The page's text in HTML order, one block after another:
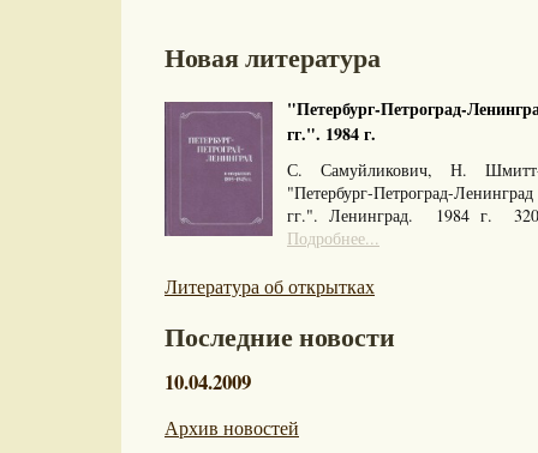
Новая литература
"Петербург-Петроград-
гг.". 1984 г.
С. Самуйликович, Н.
"Петербург-Петроград-
гг.". Ленинград. 1984 г.
Подробнее...
Литература об открытках
Последние новости
10.04.2009
Архив новостей